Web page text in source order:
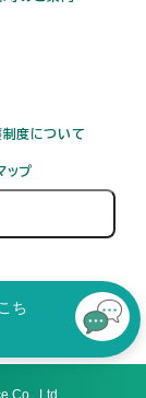
度について
ップ
Co., Ltd.
ち